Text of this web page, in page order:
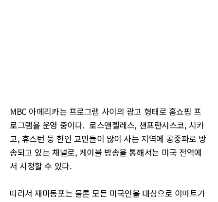
MBC 아메리카는 프로그램 사이의 광고 형태로 홈쇼핑 프
로그램을 운영 중이다. 로스앤젤레스, 샌프란시스코, 시카
고, 휴스턴 등 한인 교민들이 많이 사는 지역에 공중파로 방
송되고 있는 채널로, 케이블 방송을 통해서는 미국 전역에
서 시청할 수 있다.
따라서 재미동포는 물론 모든 미국인을 대상으로 이마트가